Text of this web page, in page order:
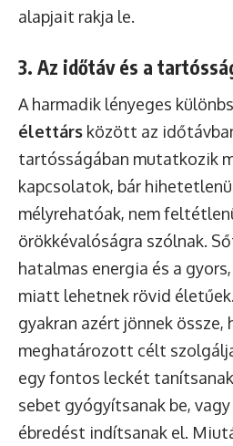
alapjait rakja le.
3. Az időtáv és a
A harmadik lényeges
élettárs között az
tartósságában mutatkozik
kapcsolatok, bár
mélyrehatóak, nem
örökkévalóságra szólnak.
hatalmas energia és a
miatt lehetnek rövid
gyakran azért jönnek össze,
meghatározott célt
egy fontos leckét
sebet gyógyítsanak be,
ébredést indítsanak el.